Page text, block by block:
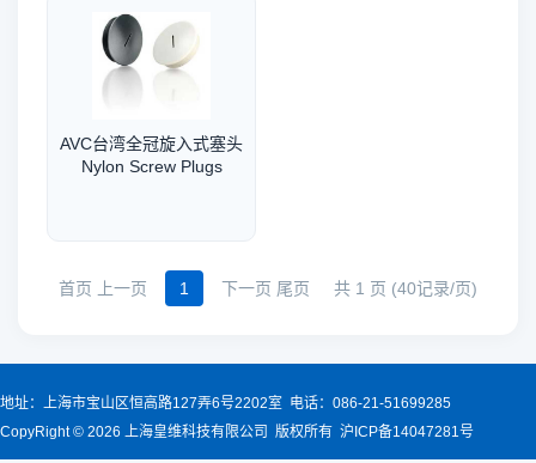
AVC台湾全冠旋入式塞头
Nylon Screw Plugs
首页 上一页 1 下一页 尾页 共 1 页 (40记录/页)
地址：上海市宝山区恒高路127弄6号2202室 电话：086-21-51699285
CopyRight © 2026 上海皇维科技有限公司 版权所有 沪ICP备14047281号